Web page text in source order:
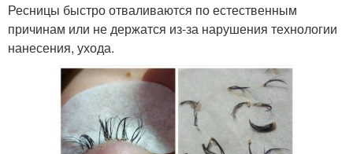
Ресницы быстро отваливаются по естественным
причинам или не держатся из-за нарушения технологии
нанесения, ухода.